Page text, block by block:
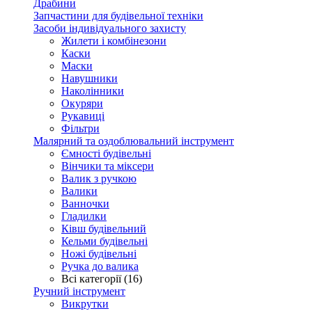
Драбини
Запчастини для будівельної техніки
Засоби індивідуального захисту
Жилети і комбінезони
Каски
Маски
Навушники
Наколінники
Окуряри
Рукавиці
Фільтри
Малярний та оздоблювальний інструмент
Ємності будівельні
Вінчики та міксери
Валик з ручкою
Валики
Ванночки
Гладилки
Ківш будівельний
Кельми будівельні
Ножі будівельні
Ручка до валика
Всі категорії (16)
Ручний інструмент
Викрутки